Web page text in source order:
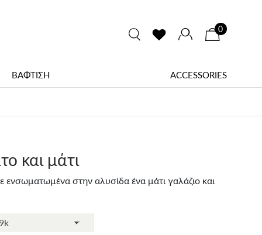
0
ΒΑΦΤΙΣΗ ACCESSORIES
και μάτι
ενσωματωμένα στην αλυσίδα ένα μάτι γαλάζιο και